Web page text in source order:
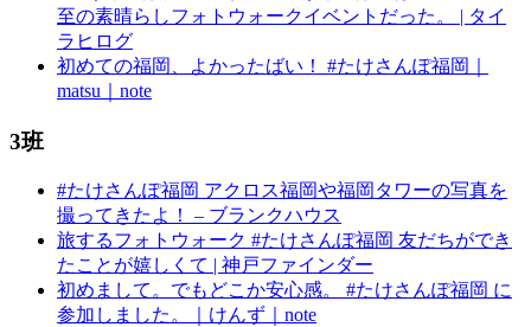
至の素晴らしフォトウォークイベントだった。 | タイ
ラヒログ
初めての福岡、よかったばい！ #たけさんぽ福岡｜
matsu｜note
3班
#たけさんぽ福岡 アクロス福岡や福岡タワーの写真を
撮ってきたよ！ – ブランクハウス
旅するフォトウォーク #たけさんぽ福岡 友だちができ
たことが嬉しくて | 神戸ファインダー
初めまして。でもどこか安心感。 #たけさんぽ福岡 に
参加しました。｜けんず｜note